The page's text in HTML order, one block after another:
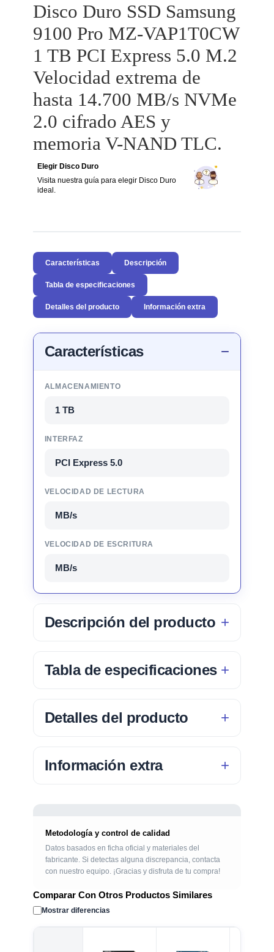
Disco Duro SSD Samsung
9100 Pro MZ-VAP1T0CW
1 TB PCI Express 5.0 M.2
Velocidad extrema de
hasta 14.700 MB/s NVMe
2.0 cifrado AES y
memoria V-NAND TLC.
Elegir Disco Duro
Visita nuestra guía para elegir Disco Duro
ideal.
Características Descripción
Tabla de especificaciones
Detalles del producto Información extra
Características
ALMACENAMIENTO
1 TB
INTERFAZ
PCI Express 5.0
VELOCIDAD DE LECTURA
MB/s
VELOCIDAD DE ESCRITURA
MB/s
Descripción del producto
Tabla de especificaciones
Detalles del producto
Información extra
Metodología y control de calidad
Datos basados en ficha oficial y materiales del
fabricante. Si detectas alguna discrepancia, contacta
con nuestro equipo. ¡Gracias y disfruta de tu compra!
Comparar Con Otros Productos Similares
Mostrar diferencias